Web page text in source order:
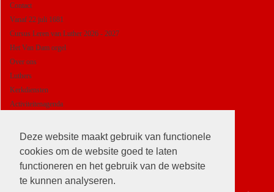
Deze website maakt gebruik van functionele
cookies om de website goed te laten
functioneren en het gebruik van de website
te kunnen analyseren.
Contact
Vanaf 22 juli 1681
Cursus Leren van Luther 2026 - 2027
Het Van Dam orgel
Over ons
Luthers
Kerkdiensten
Activiteitenagenda